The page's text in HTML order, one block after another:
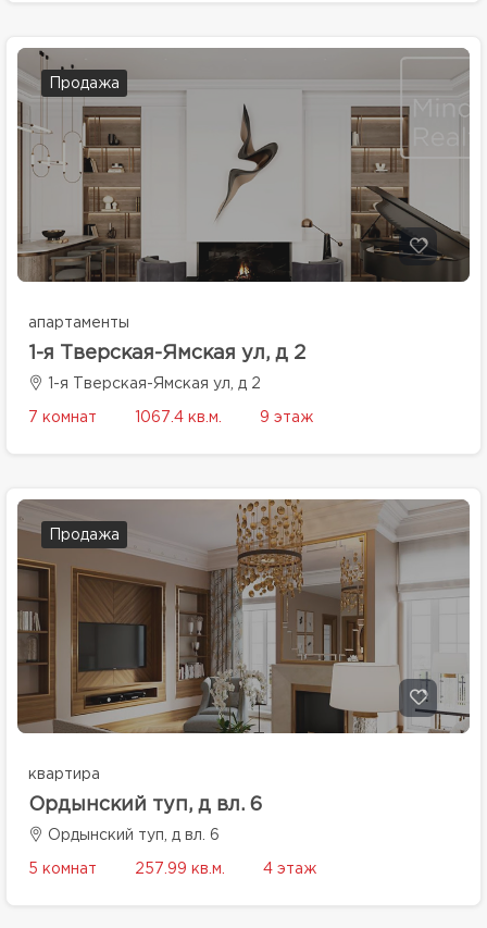
Продажа
апартаменты
1-я Тверская-Ямская ул, д 2
1-я Тверская-Ямская ул, д 2
7 комнат 1067.4 кв.м. 9 этаж
Продажа
квартира
Ордынский туп, д вл. 6
Ордынский туп, д вл. 6
5 комнат 257.99 кв.м. 4 этаж